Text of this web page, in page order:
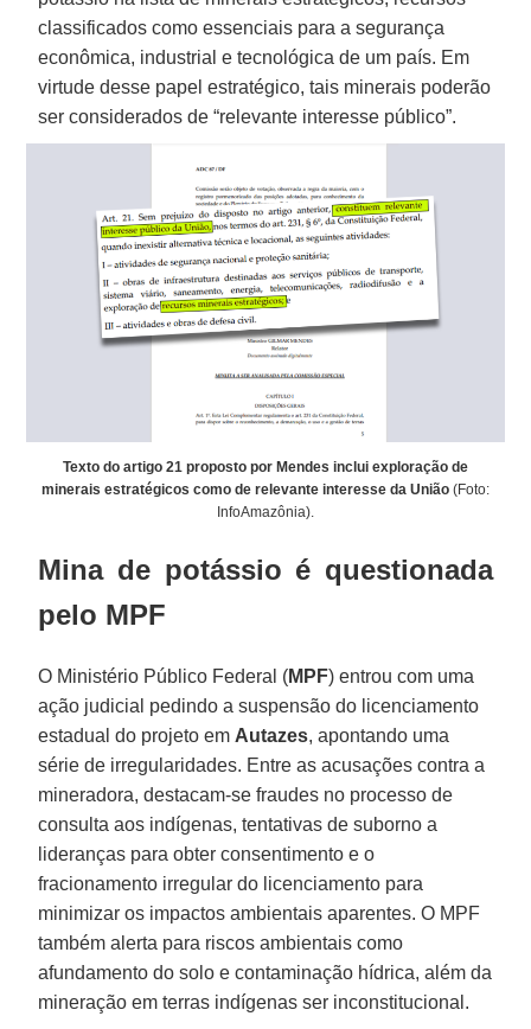
classificados como essenciais para a segurança
econômica, industrial e tecnológica de um país. Em
virtude desse papel estratégico, tais minerais poderão
ser considerados de “relevante interesse público”.
Texto do artigo 21 proposto por Mendes inclui exploração de
minerais estratégicos como de relevante interesse da União (Foto:
InfoAmazônia).
Mina de potássio é questionada
pelo MPF
O Ministério Público Federal (MPF) entrou com uma
ação judicial pedindo a suspensão do licenciamento
estadual do projeto em Autazes, apontando uma
série de irregularidades. Entre as acusações contra a
mineradora, destacam-se fraudes no processo de
consulta aos indígenas, tentativas de suborno a
lideranças para obter consentimento e o
fracionamento irregular do licenciamento para
minimizar os impactos ambientais aparentes. O MPF
também alerta para riscos ambientais como
afundamento do solo e contaminação hídrica, além da
mineração em terras indígenas ser inconstitucional.